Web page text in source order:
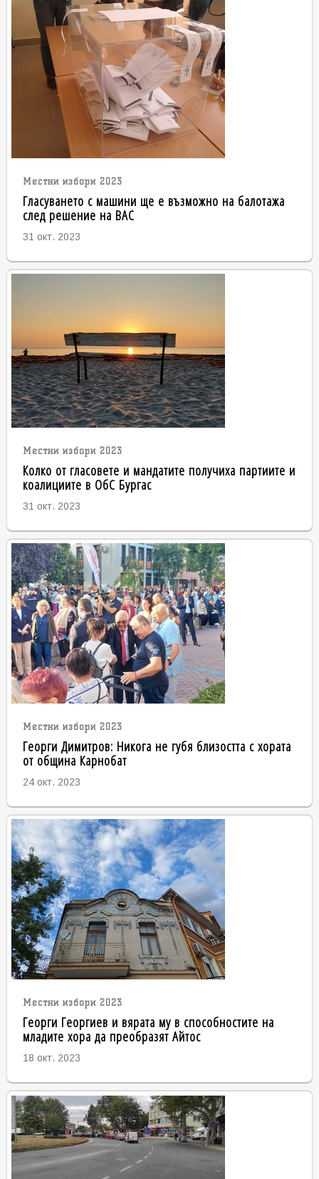
Местни избори 2023
Гласуването с машини ще е възможно на балотажа
след решение на ВАС
31 окт. 2023
Местни избори 2023
Колко от гласовете и мандатите получиха партиите и
коалициите в ОбС Бургас
31 окт. 2023
Местни избори 2023
Георги Димитров: Никога не губя близостта с хората
от община Карнобат
24 окт. 2023
Местни избори 2023
Георги Георгиев и вярата му в способностите на
младите хора да преобразят Айтос
18 окт. 2023